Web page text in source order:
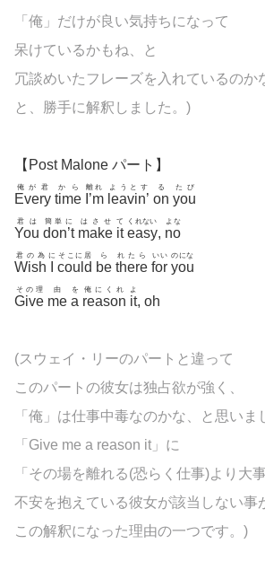
「俺」だけが良い気持ちになって
呆けているかもね、と
冗談めいたフレーズを入れているのか
と、勝手に解釈しました。)
【Post Malone パート】
Every
俺が君
time
から
I’m
離れ
leavin’
ようとす
on
る
you
たび
You
君は
don’t
簡単に
make
はさせ
it
て
easy
くれない
, no
よな
Wish
君の為 に
could
そこに居
be
ら
there
れたら
for
いい
you
のにな
Give
その理
me
由
a
を
reason
俺にくれ
it
よ
, oh
(スウェイ・リーのパートと違って
このパートの彼女は独占欲が強く、
「俺」は仕事中毒なのかな、と思いま
「Give me a reason it」に
「その場を離れる(恐らく仕事)より大
不安を抱えている彼女が該当しない事
この解釈になった理由の一つです。)